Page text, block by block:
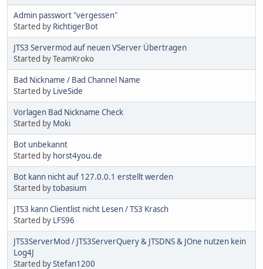
Admin passwort "vergessen"
Started by RichtigerBot
JTS3 Servermod auf neuen VServer Übertragen
Started by TeamKroko
Bad Nickname / Bad Channel Name
Started by LiveSide
Vorlagen Bad Nickname Check
Started by Moki
Bot unbekannt
Started by horst4you.de
Bot kann nicht auf 127.0.0.1 erstellt werden
Started bytobasium
JTS3 kann Clientlist nicht Lesen / TS3 Krasch
Started by LFS96
JTS3ServerMod / JTS3ServerQuery & JTSDNS & JOne nutzen kein
Log4J
Started byStefan1200